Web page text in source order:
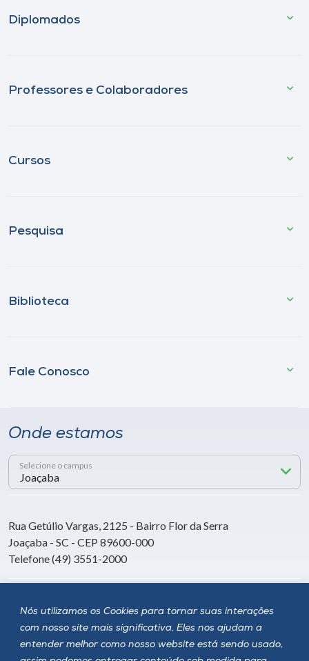
Nós utilizamos os Cookies para tornar suas interações
com nosso site mais significativa. Eles nos ajudam a
entender melhor como nosso website está sendo usado,
Diplomados
Professores e Colaboradores
Cursos
Pesquisa
Biblioteca
Fale Conosco
Onde estamos
Selecione o campus
Rua Getúlio Vargas, 2125 - Bairro Flor da Serra
Joaçaba - SC - CEP 89600-000
Telefone (49) 3551-2000
Siga a Unoesc